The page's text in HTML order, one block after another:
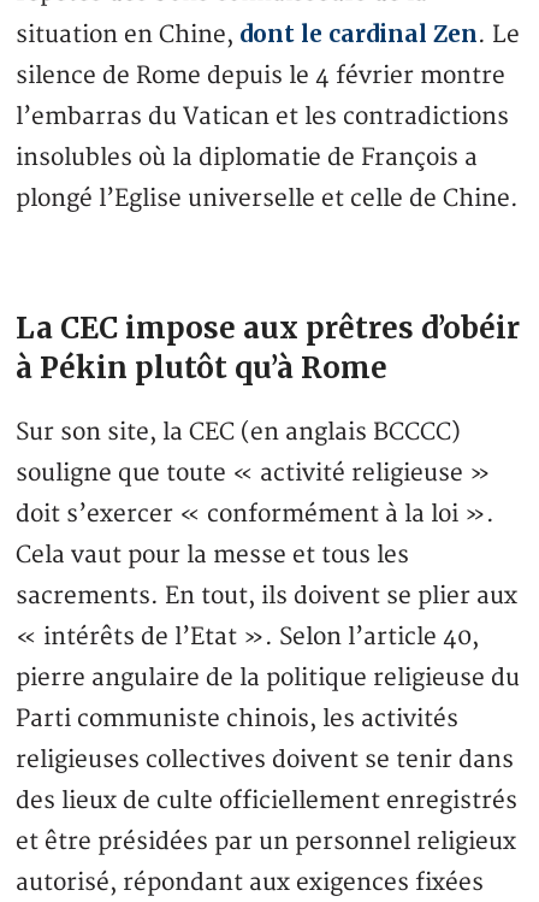
situation en Chine, dont le cardinal Zen. Le
silence de Rome depuis le 4 février montre
l’embarras du Vatican et les contradictions
insolubles où la diplomatie de François a
plongé l’Eglise universelle et celle de Chine.
La CEC impose aux prêtres d’obéir
à Pékin plutôt qu’à Rome
Sur son site, la CEC (en anglais BCCCC)
souligne que toute « activité religieuse »
doit s’exercer « conformément à la loi ».
Cela vaut pour la messe et tous les
sacrements. En tout, ils doivent se plier aux
« intérêts de l’Etat ». Selon l’article 40,
pierre angulaire de la politique religieuse du
Parti communiste chinois, les activités
religieuses collectives doivent se tenir dans
des lieux de culte officiellement enregistrés
et être présidées par un personnel religieux
autorisé, répondant aux exigences fixées